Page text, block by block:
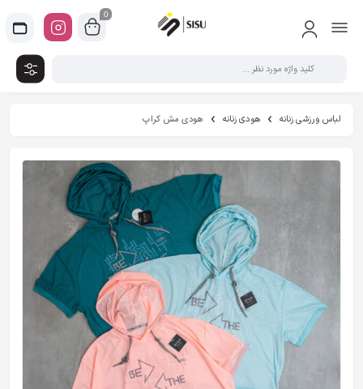
0
لباس ورزشی زنانه هودی زنانه هودی مش کراپ